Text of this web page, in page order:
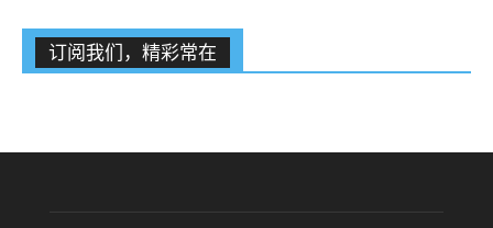
订阅我们，精彩常在